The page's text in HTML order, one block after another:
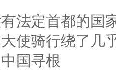
法定首都的国
使骑行绕了几
国寻根